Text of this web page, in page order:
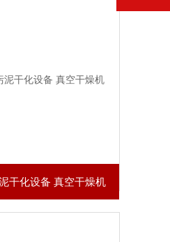
干化设备 真空干燥机